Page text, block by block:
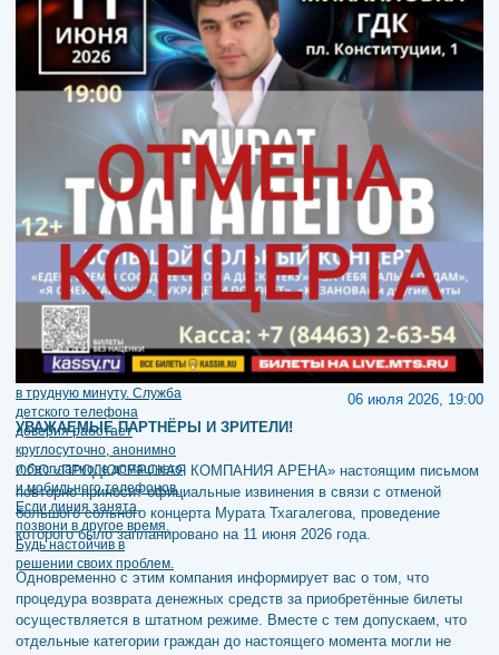
06 июля 2026, 19:00
УВАЖАЕМЫЕ ПАРТНЁРЫ И ЗРИТЕЛИ!
ООО «ПРОДЮСЕРСКАЯ КОМПАНИЯ АРЕНА» настоящим письмом
повторно приносит официальные извинения в связи с отменой
большого сольного концерта Мурата Тхагалегова, проведение
которого было запланировано на 11 июня 2026 года.
Одновременно с этим компания информирует вас о том, что
процедура возврата денежных средств за приобретённые билеты
осуществляется в штатном режиме. Вместе с тем допускаем, что
отдельные категории граждан до настоящего момента могли не